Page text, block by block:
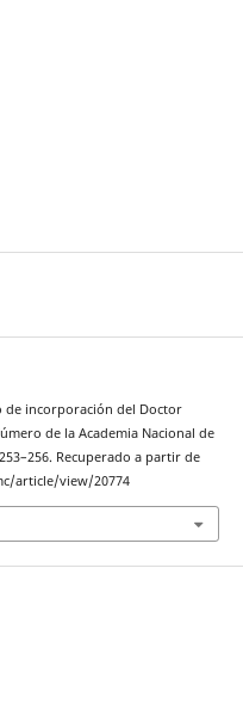
de incorporación del Doctor
de la Academia Nacional de
Recuperado a partir de
article/view/20774